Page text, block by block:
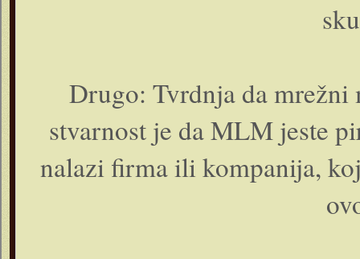
Drugo: Tvrdnja da
stvarnost je da MLM jeste
nalazi firma ili kompanija,